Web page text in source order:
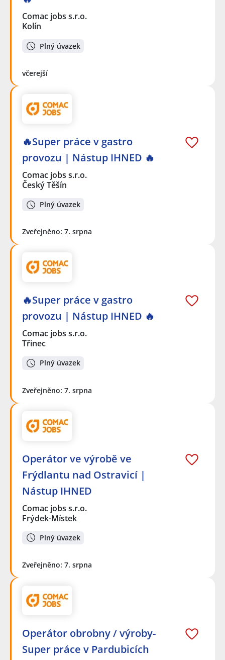
Comac jobs s.r.o.
Kolín
Plný úvazek
včerejší
🔥Super práce v gastro
provozu | Nástup IHNED 🔥
Comac jobs s.r.o.
Český Těšín
Plný úvazek
Zveřejněno: 7. srpna
🔥Super práce v gastro
provozu | Nástup IHNED 🔥
Comac jobs s.r.o.
Třinec
Plný úvazek
Zveřejněno: 7. srpna
Operátor ve výrobě ve
Frýdlantu nad Ostravicí |
Nástup IHNED
Comac jobs s.r.o.
Frýdek-Místek
Plný úvazek
Zveřejněno: 7. srpna
Operátor obrobny / výroby-
Super práce v Pardubicích